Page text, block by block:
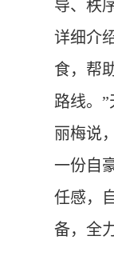
导、秩
详细介
食，帮
路线。
丽梅说
一份自
任感，
备，全